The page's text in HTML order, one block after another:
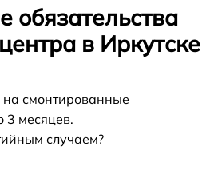
обязательства
в Иркутске
на смонтированные
месяцев.
случаем?